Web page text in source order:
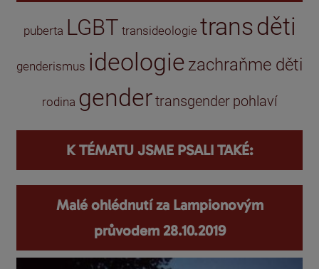
puberta LGBT transideologie transděti
genderismus ideologie zachraňme děti
rodina gendertransgender pohlaví
K TÉMATU JSME PSALI TAKÉ:
Malé ohlédnutí za Lampionovým
průvodem 28.10.2019